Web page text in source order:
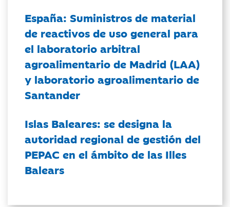
España: Suministros de material
de reactivos de uso general para
el laboratorio arbitral
agroalimentario de Madrid (LAA)
y laboratorio agroalimentario de
Santander
Islas Baleares: se designa la
autoridad regional de gestión del
PEPAC en el ámbito de las Illes
Balears